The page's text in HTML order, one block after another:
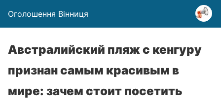
Оголошення Вінниця
Австралийский пляж с кенгуру
признан самым красивым в
мире: зачем стоит посетить